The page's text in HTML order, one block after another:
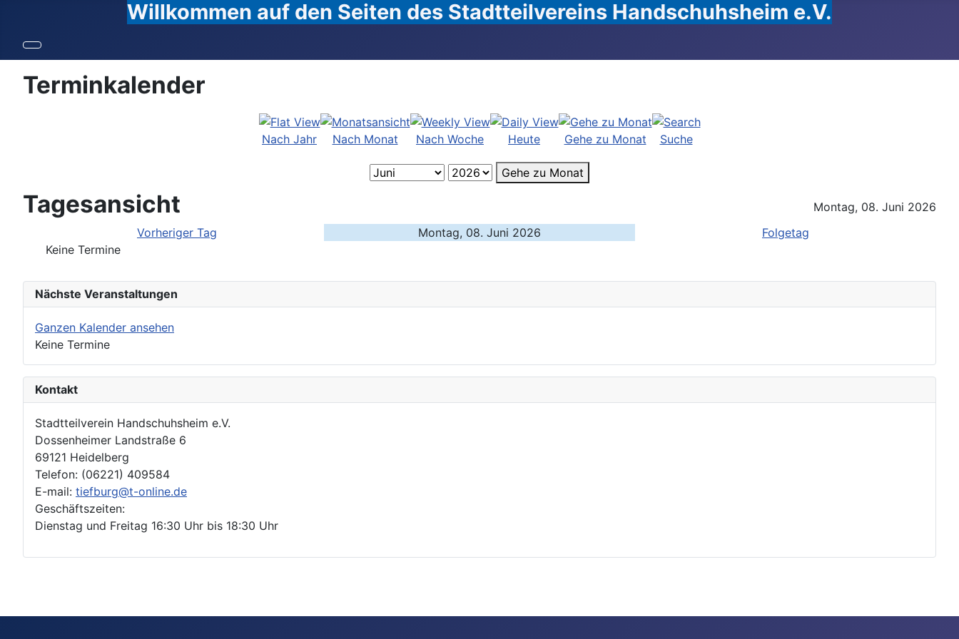
Willkommen auf den Seiten des Stadtteilvereins Handschuhsheim e.V.
Terminkalender
Nach Jahr Nach Monat Nach Woche Heute Gehe zu Monat Suche
Gehe zu Monat
Tagesansicht
Montag, 08. Juni 2026
Vorheriger Tag
Montag, 08. Juni 2026
Folgetag
Keine Termine
Nächste Veranstaltungen
Ganzen Kalender ansehen
Keine Termine
Kontakt
Stadtteilverein Handschuhsheim e.V.
Dossenheimer Landstraße 6
69121 Heidelberg
Telefon: (06221) 409584
E-mail: tiefburg@t-online.de
Geschäftszeiten:
Dienstag und Freitag 16:30 Uhr bis 18:30 Uhr